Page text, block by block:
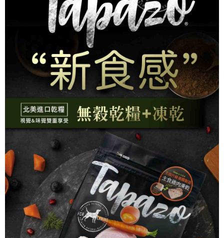
1.本服務係由「台灣大哥大股份有限公司」（以下簡稱本公司）所提供，讓
用戶於交易時，得透過本服務購買商品或服務，並由商店將買賣／分期付款
買賣價金債權讓與本公司後，依約使用本公司帳單繳交帳款。
2.基於同意付款使用「大哥付你分期」之契約關係目的，商店將以您的個人
資料（包含姓名、電話或地址）提供予台灣大哥大進項蒐集、處理及利用，
由本公司與您本人進行分期帳單所需資料之確認、核對及更正。
3.完整用戶服務條款，請詳閱以下連結：https://oppay.tw/userRule
３．收到繳費通知簡訊後14天內，點擊此簡訊中的連結，可透過四大超商／
ATM／網路銀行／等多元方式進行付款，方視為交易完成。
※ 請注意：結帳手續完成當下不需立刻繳費，但若您需要取消訂單，請聯絡
購買商品的店家。未經商家同意取消之訂單仍視為有效，需透過AFTEE先享
※ 交易是否成功請以「AFTEE先享後付 」之結帳頁面顯示為準，若有關於
是否繳費成功／繳費後需取消欲退款等相關疑問，請聯繫「AFTEE先享後付
客戶支援中心」https://netprotections.freshdesk.com/support/home
１．透過由恩沛科技股份有限公司提供之「AFTEE先享後付」服務完成之交
易，需依本服務之必要範圍內提供個人資料，並將交易相關給付款項請求債
權轉讓予恩沛科技股份有限公司。
２．關於個人資料處理事宜，請瀏覽以下網址：
https://aftee.tw/terms/#terms3
３．未成年的使用者請事先徵得法定代理人或監護人之同意方可使用
「AFTEE先享後付」，若未經同意申辦者引起之損失，本公司不負相關責
４．使用「AFTEE先享後付」時，將依據個別帳號之用戶狀況，依本公司即
時審查核予不同之上限額度；若仍有額度不足之情形，本公司將視審查結果
請求用戶進行身份認證。
５．嚴禁一人註冊多個帳號或使用他人資訊註冊。若發現惡意使用之情形，
恩沛科技股份有限公司將有權停止該用戶之使用額度並採取法律行動。
每筆NT$95，滿NT$1,000(含以上)免運費